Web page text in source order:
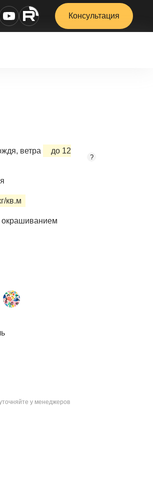
Консультация
ветра
до 12
?
кв.м
у менеджеров